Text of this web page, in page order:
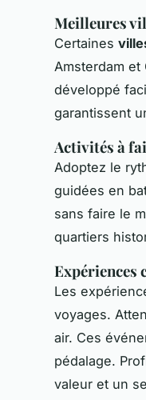
Meilleures
Certaines
Amsterdam
développé
garantissent
Activités à
Adoptez le
guidées en
sans faire le
quartiers
Expériences
Les
voyages.
air. Ces
pédalage.
valeur et un